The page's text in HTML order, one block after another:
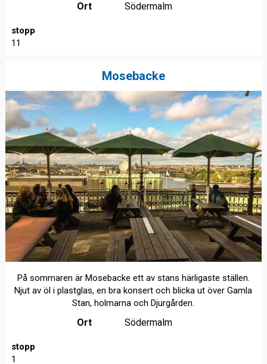
Ort Södermalm
stopp
11
Mosebacke
På sommaren är Mosebacke ett av stans härligaste ställen.
Njut av öl i plastglas, en bra konsert och blicka ut över Gamla
Stan, holmarna och Djurgården.
Ort Södermalm
stopp
1